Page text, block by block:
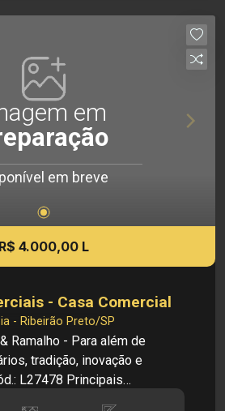
restaurantes e
Obs.:
me reservo o direito de alterar
referente aos valores,
de meus imóveis, sem
em
em breve
R$ 4.000,00 L
- Casa Comercial
- Ribeirão Preto/SP
Ramalho - Para além de
tradição, inovação e